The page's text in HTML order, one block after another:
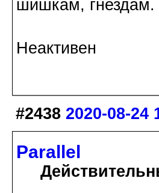
шишкам, гнездам.
Неактивен
#2438 2020-08-24
Parallel